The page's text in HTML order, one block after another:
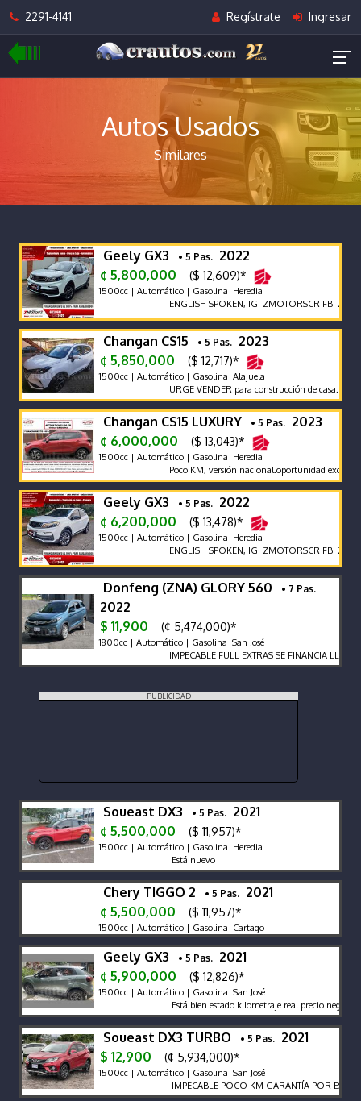
2291-4141 Regístrate Ingresar
Autos Usados
Similares
Geely GX3 • 5 Pas. 2022
¢ 5,800,000
($ 12,609)*
1500cc | Automático | Gasolina Heredia
ENGLISH SPOKEN, IG: ZMOTORSCR FB: Z
Changan CS15 • 5 Pas. 2023
¢ 5,850,000
($ 12,717)*
1500cc | Automático | Gasolina Alajuela
URGE VENDER para construcción de casa.
Changan CS15 LUXURY • 5 Pas. 2023
¢ 6,000,000
($ 13,043)*
1500cc | Automático | Gasolina Heredia
Poco KM, versión nacional.oportunidad exc
Geely GX3 • 5 Pas. 2022
¢ 6,200,000
($ 13,478)*
1500cc | Automático | Gasolina Heredia
ENGLISH SPOKEN, IG: ZMOTORSCR FB: Z
Donfeng (ZNA) GLORY 560 • 7 Pas.
2022
$ 11,900
(¢ 5,474,000)*
1800cc | Automático | Gasolina San José
IMPECABLE FULL EXTRAS SE FINANCIA LLAME
PUBLICIDAD
Soueast DX3 • 5 Pas. 2021
¢ 5,500,000
($ 11,957)*
1500cc | Automático | Gasolina Heredia
Está nuevo
Chery TIGGO 2 • 5 Pas. 2021
¢ 5,500,000
($ 11,957)*
1500cc | Automático | Gasolina Cartago
Geely GX3 • 5 Pas. 2021
¢ 5,900,000
($ 12,826)*
1500cc | Automático | Gasolina San José
Está bien estado kilometraje real precio negociable
Soueast DX3 TURBO • 5 Pas. 2021
$ 12,900
(¢ 5,934,000)*
1500cc | Automático | Gasolina San José
IMPECABLE POCO KM GARANTÍA POR